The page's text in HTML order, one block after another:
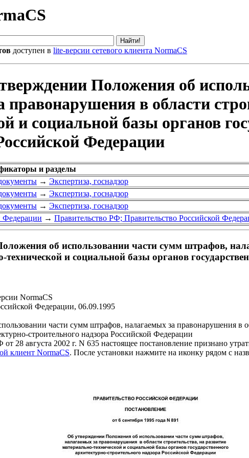
доступен в lite-версии сетевого клиента NormaCS
Положения об
в области
и социальной базы органов
Федерации
и разделы
→ Экспертиза, госнадзор
→ Экспертиза, госнадзор
→ Экспертиза, госнадзор
Федерации → Правительство РФ; Правительство Российской
об использовании части сумм штрафов,
технической и социальной базы органов
NormaCS
Федерации, 06.09.1995
части сумм штрафов, налагаемых за правонарушения в
строительного надзора Российской Федерации
28 августа 2002 г. N 635 настоящее постановление признано
клиент NormaCS. После установки нажмите на иконку рядом с